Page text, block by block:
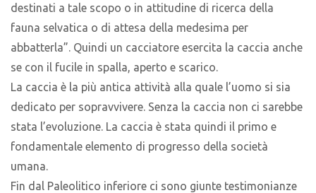
destinati a tale scopo o in attitudine di ricerca della
fauna selvatica o di attesa della medesima per
abbatterla”. Quindi un cacciatore esercita la caccia anche
se con il fucile in spalla, aperto e scarico.
La caccia è la più antica attività alla quale l’uomo si sia
dedicato per sopravvivere. Senza la caccia non ci sarebbe
stata l’evoluzione. La caccia è stata quindi il primo e
fondamentale elemento di progresso della società
umana.
Fin dal Paleolitico inferiore ci sono giunte testimonianze